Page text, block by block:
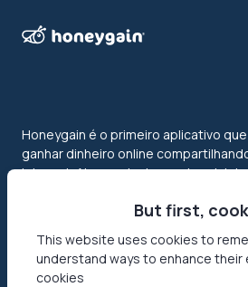
Honeygain é o primeiro aplicativo
ganhar dinheiro online
internet. Alcance todo o potencial
But first,
This website uses cookies to
understand ways to enhance their
cookies